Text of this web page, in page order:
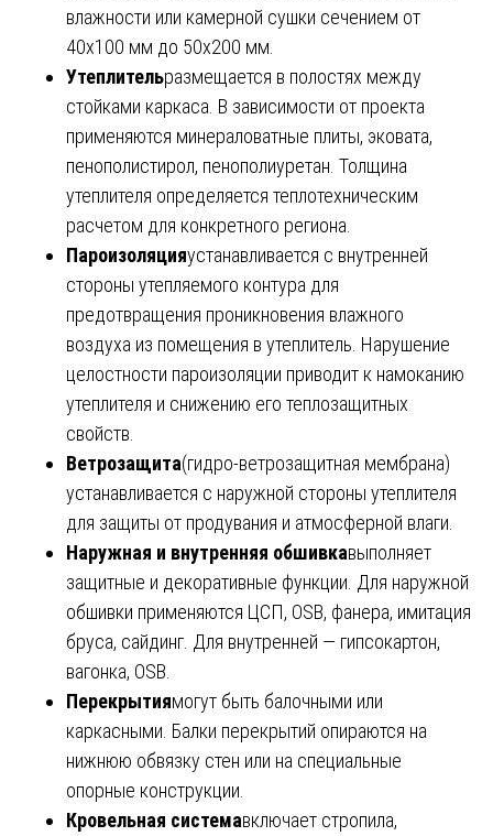
влажности или камерной сушки сечением от
40х100 мм до 50х200 мм.
Утеплительразмещается в полостях между
стойками каркаса. В зависимости от проекта
применяются минераловатные плиты, эковата,
пенополистирол, пенополиуретан. Толщина
утеплителя определяется теплотехническим
расчетом для конкретного региона.
Пароизоляцияустанавливается с внутренней
стороны утепляемого контура для
предотвращения проникновения влажного
воздуха из помещения в утеплитель. Нарушение
целостности пароизоляции приводит к намоканию
утеплителя и снижению его теплозащитных
свойств.
Ветрозащита(гидро-ветрозащитная мембрана)
устанавливается с наружной стороны утеплителя
для защиты от продувания и атмосферной влаги.
Наружная и внутренняя обшивкавыполняет
защитные и декоративные функции. Для наружной
обшивки применяются ЦСП, OSB, фанера, имитация
бруса, сайдинг. Для внутренней — гипсокартон,
вагонка, OSB.
Перекрытиямогут быть балочными или
каркасными. Балки перекрытий опираются на
нижнюю обвязку стен или на специальные
опорные конструкции.
Кровельная системавключает стропила,